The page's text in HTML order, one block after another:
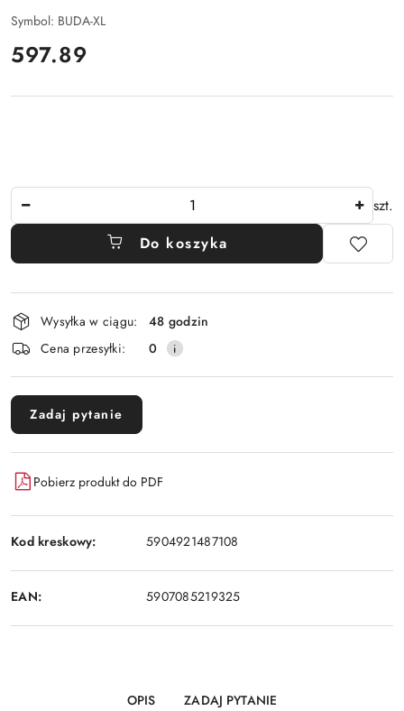
Symbol: BUDA-XL
cena:
597.89
szt.
Do koszyka
Dostępność
i
dostawa
Wysyłka w ciągu:
48 godzin
Cena przesyłki:
0
Zadaj pytanie
Pobierz produkt do PDF
Kod kreskowy: 5904921487108
EAN: 5907085219325
OPIS ZADAJ PYTANIE